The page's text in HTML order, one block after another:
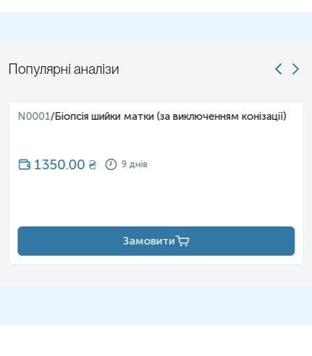
Популярні аналізи
N0001/Біопсія шийки матки (за виключенням конізації)
1350.00₴ 9 днів
Замовити